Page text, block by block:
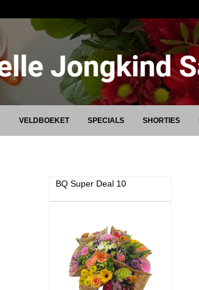
VELDBOEKET SPECIALS SHORTIES
BQ Super Deal 10